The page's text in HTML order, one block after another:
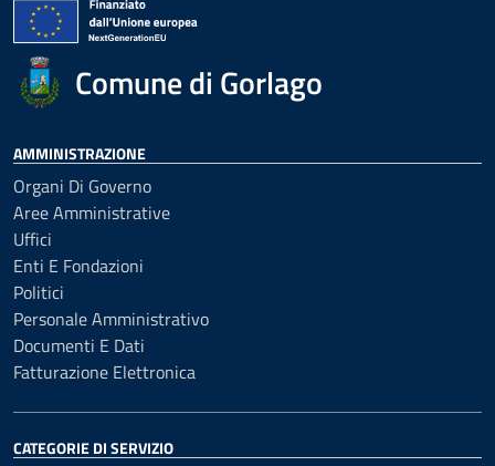
Comune di Gorlago
AMMINISTRAZIONE
Organi Di Governo
Aree Amministrative
Uffici
Enti E Fondazioni
Politici
Personale Amministrativo
Documenti E Dati
Fatturazione Elettronica
CATEGORIE DI SERVIZIO